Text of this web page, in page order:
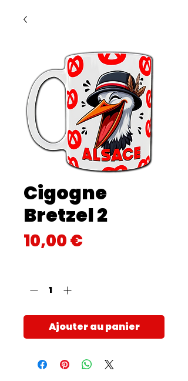
Cigogne
Bretzel 2
10,00 €Prix
Ajouter au panier